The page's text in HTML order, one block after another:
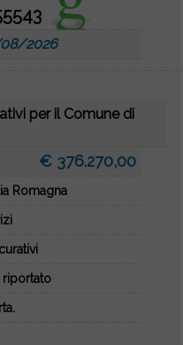
2026
per il Comune di
€ 376.270,00
Romagna
riportato